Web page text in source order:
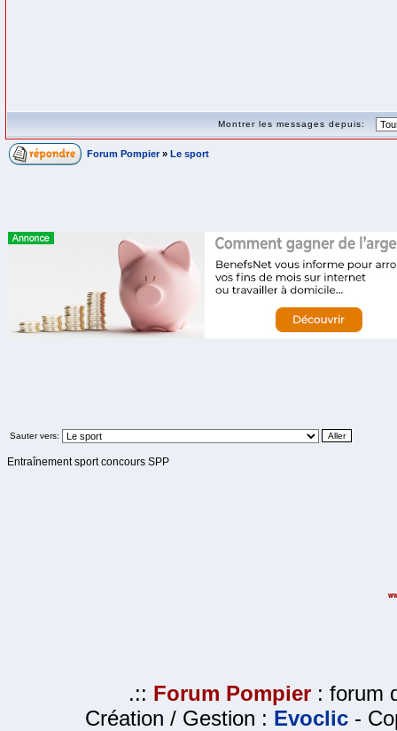
Montrer les messages depuis:
Forum Pompier » Le sport
Sauter vers:
Entraînement sport concours SPP
.:: Forum Pompier : forum
Création / Gestion : Evoclic -